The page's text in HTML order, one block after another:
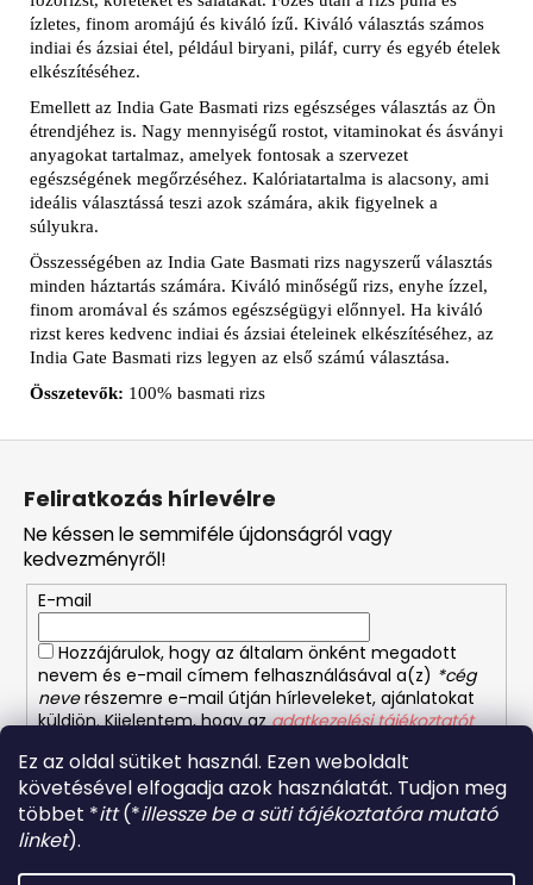
Ez az oldal sütiket használ. Ezen weboldalt
követésével elfogadja azok használatát. Tudjon meg
többet *itt(*illessze be a süti tájékoztatóra mutató
linket).
ízletes, finom aromájú és kiváló ízű. Kiváló választás számos
indiai és ázsiai étel, például biryani, piláf, curry és egyéb ételek
elkészítéséhez.
Emellett az India Gate Basmati rizs egészséges választás az Ön
étrendjéhez is. Nagy mennyiségű rostot, vitaminokat és ásványi
anyagokat tartalmaz, amelyek fontosak a szervezet
egészségének megőrzéséhez. Kalóriatartalma is alacsony, ami
ideális választássá teszi azok számára, akik figyelnek a
súlyukra.
Összességében az India Gate Basmati rizs nagyszerű választás
minden háztartás számára. Kiváló minőségű rizs, enyhe ízzel,
finom aromával és számos egészségügyi előnnyel. Ha kiváló
rizst keres kedvenc indiai és ázsiai ételeinek elkészítéséhez, az
India Gate Basmati rizs legyen az első számú választása.
Összetevők: 100% basmati rizs
L
Feliratkozás hírlevélre
Ne késsen le semmiféle újdonságról vagy
kedvezményről!
E-mail
Hozzájárulok, hogy az általam önként megadott
nevem és e-mail címem felhasználásával a(z) *cég
neverészemre e-mail útján hírleveleket, ajánlatokat
küldjön. Kijelentem, hogy azadatkezelési tájékoztatót
bármikor visszavonhatom.
FELIRATKOZÁS